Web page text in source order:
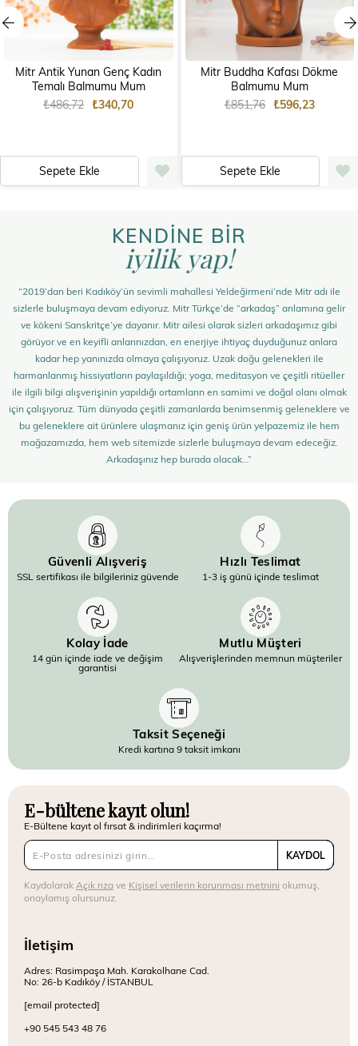
Mitr Antik Yunan Genç Kadın
Temalı Balmumu Mum
₺340,70
₺486,72
Sepete Ekle
Mitr Buddha Kafası Dökme
Balmumu Mum
₺596,23
₺851,76
Sepete Ekle
KENDİNE BİR
iyilik yap!
“2019’dan beri Kadıköy’ün sevimli mahallesi Yeldeğirmeni’nde Mitr adı ile
sizlerle buluşmaya devam ediyoruz. Mitr Türkçe’de “arkadaş” anlamına gelir
ve kökeni Sanskritçe’ye dayanır. Mitr ailesi olarak sizleri arkadaşımız gibi
görüyor ve en keyifli anlarınızdan, en enerjiye ihtiyaç duyduğunuz anlara
kadar hep yanınızda olmaya çalışıyoruz. Uzak doğu gelenekleri ile
harmanlanmış hissiyatların paylaşıldığı; yoga, meditasyon ve çeşitli ritüeller
ile ilgili bilgi alışverişinin yapıldığı ortamların en samimi ve doğal olanı olmak
için çalışıyoruz. Tüm dünyada çeşitli zamanlarda benimsenmiş geleneklere ve
bu geleneklere ait ürünlere ulaşmanız için geniş ürün yelpazemiz ile hem
mağazamızda, hem web sitemizde sizlerle buluşmaya devam edeceğiz.
Arkadaşınız hep burada olacak…”
Güvenli Alışveriş
SSL sertifikası ile bilgileriniz güvende
Hızlı Teslimat
1-3 iş günü içinde teslimat
Kolay İade
14 gün içinde iade ve değişim
garantisi
Mutlu Müşteri
Alışverişlerinden memnun müşteriler
Taksit Seçeneği
Kredi kartına 9 taksit imkanı
E-bültene kayıt olun!
E-Bültene kayıt ol fırsat & indirimleri kaçırma!
KAYDOL
KaydolarakAçık rızave Kişisel verilerin korunması metnini okumuş,
onaylamış olursunuz.
İletişim
Adres: Rasimpaşa Mah. Karakolhane Cad.
No: 26-b Kadıköy / İSTANBUL
[email protected]
+90 545 543 48 76